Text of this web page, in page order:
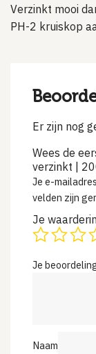
Verzinkt mooi
PH-2 kruiskop
Er zijn nog
Wees de
verzinkt |
Je e-
velden zijn
Je
Je
Naam